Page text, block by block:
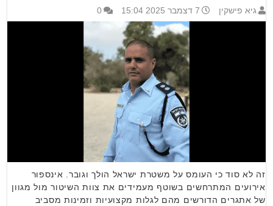
גיא פישקין 7 דצמבר 2025 15:04 0
זה לא סוד כי העומס על משטרת ישראל הולך וגובר. אינספור
אירועים המתרחשים בשוטף מעמידים את צוות השיטור מול מגוון
של אתגרים הדורשים מהם לגלות מקצועיות וזמינות מסביב